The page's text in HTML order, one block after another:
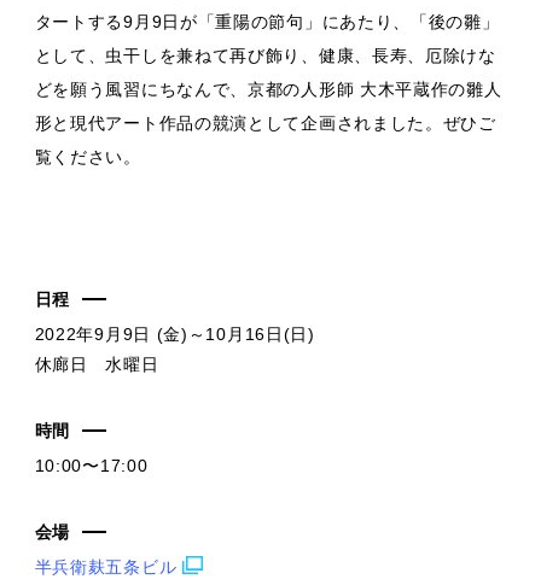
タートする9月9日が「重陽の節句」にあたり、「後の雛」
として、虫干しを兼ねて再び飾り、健康、長寿、厄除けな
どを願う風習にちなんで、京都の人形師 大木平蔵作の雛人
形と現代アート作品の競演として企画されました。ぜひご
覧ください。
日程
2022年9月9日 (金)～10月16日(日)
休廊日 水曜日
時間
10:00〜17:00
会場
半兵衛麸五条ビル